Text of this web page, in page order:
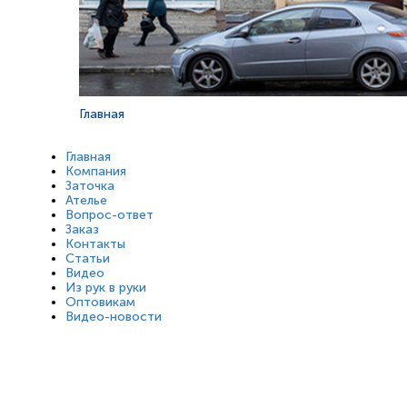
Главная
Главная
Компания
Заточка
Ателье
Вопрос-ответ
Заказ
Контакты
Статьи
Видео
Из рук в руки
Оптовикам
Видео-новости